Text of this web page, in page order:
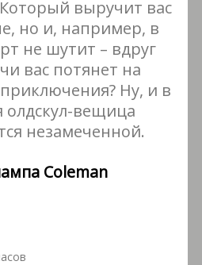
выручит вас
но и, например, в
не шутит – вдруг
вас потянет на
Ну, и в
олдскул-вещица
незамеченной.
Coleman